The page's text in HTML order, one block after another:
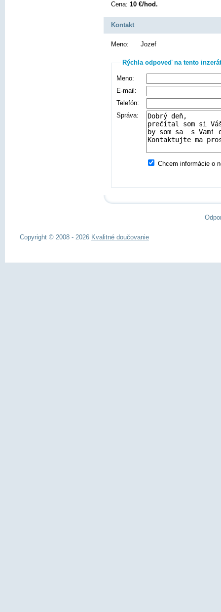
Cena: 10 €/hod.
Kontakt
Meno: Jozef
Rýchla odpoveď na tento inzerát
Meno:
E-mail:
Telefón:
Správa:
Chcem informácie o
Copyright © 2008 - 2026 Kvalitné doučovanie